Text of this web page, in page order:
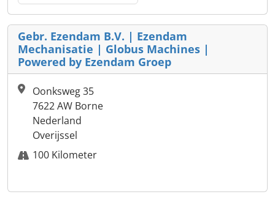
Gebr. Ezendam B.V. | Ezendam
Mechanisatie | Globus Machines |
Powered by Ezendam Groep
Oonksweg 35
7622 AW Borne
Nederland
Overijssel
100 Kilometer